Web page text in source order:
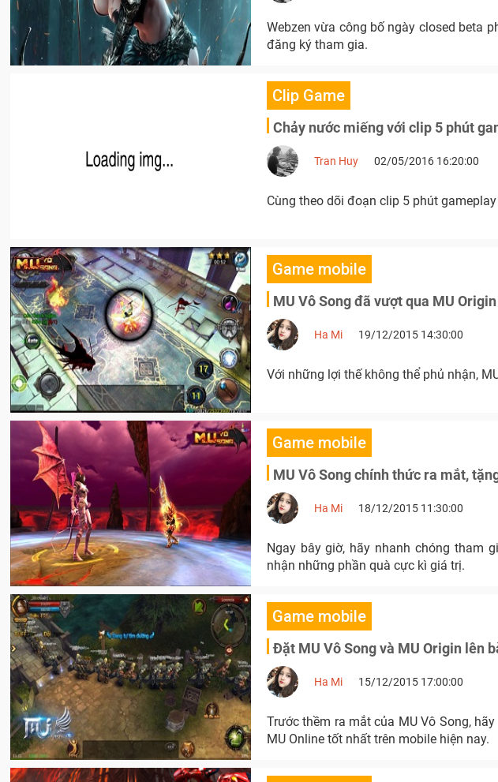
Webzen vừa công bố ngày closed beta
đăng ký tham gia.
Clip Game
Chảy nước miếng với clip 5 phút
Tran Huy 02/05/2016 16:20:00
Cùng theo dõi đoạn clip 5 phút
Game mobile
MU Vô Song đã vượt qua MU
Ha Mi 19/12/2015 14:30:00
Với những lợi thế không thể phủ nhận,
Game mobile
MU Vô Song chính thức ra mắt,
Ha Mi 18/12/2015 11:30:00
Ngay bây giờ, hãy nhanh chóng tham
nhận những phần quà cực kì giá trị.
Game mobile
Đặt MU Vô Song và MU Origin lên
Ha Mi 15/12/2015 17:00:00
Trước thềm ra mắt của MU Vô Song,
MU Online tốt nhất trên mobile hiện nay.